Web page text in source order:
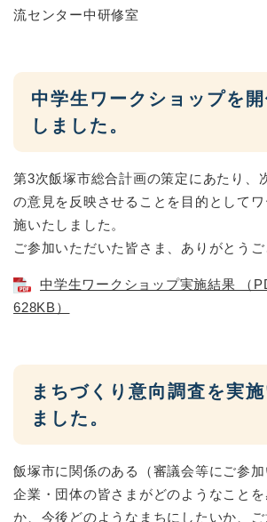
流センター中研修室
中学生ワークショップを
しました。
第3次飯塚市総合計画の策定にあたり、
の意見を反映させることを目的として
施いたしました。
ご参加いただいた皆さま、ありがとうご
中学生ワークショップ実施結果 （
628KB）
まちづくり意向調査を実
ました。
飯塚市に関係のある（審議会等にご参加
企業・団体の皆さまがどのようなこと
か、今後どのようなまちにしたいか、